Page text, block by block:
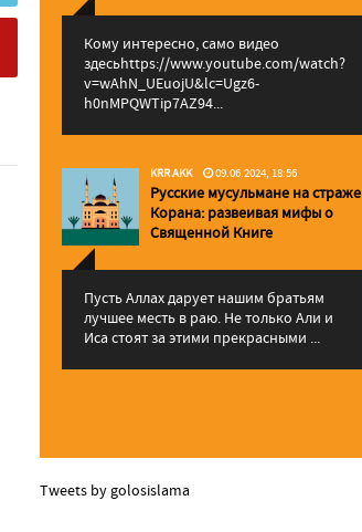
Кому интересно, само видео
здесьhttps://www.youtube.com/watch?
v=wAhN_UEuojU&lc=Ugz6-
h0nMPQWTip7AZ94...
KRR AKK 09.06.2024, 18:56
Русские мусульмане на страже
Корана: pазвеивая мифы о
Священной Книге
Пусть Аллах дарует нашим братьям
лучшее месть в раю. Не только Али и
Иса стоят за этими прекрасными ...
Tweets by golosislama